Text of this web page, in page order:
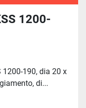
1200-
1200-190, dia 20 x
di...